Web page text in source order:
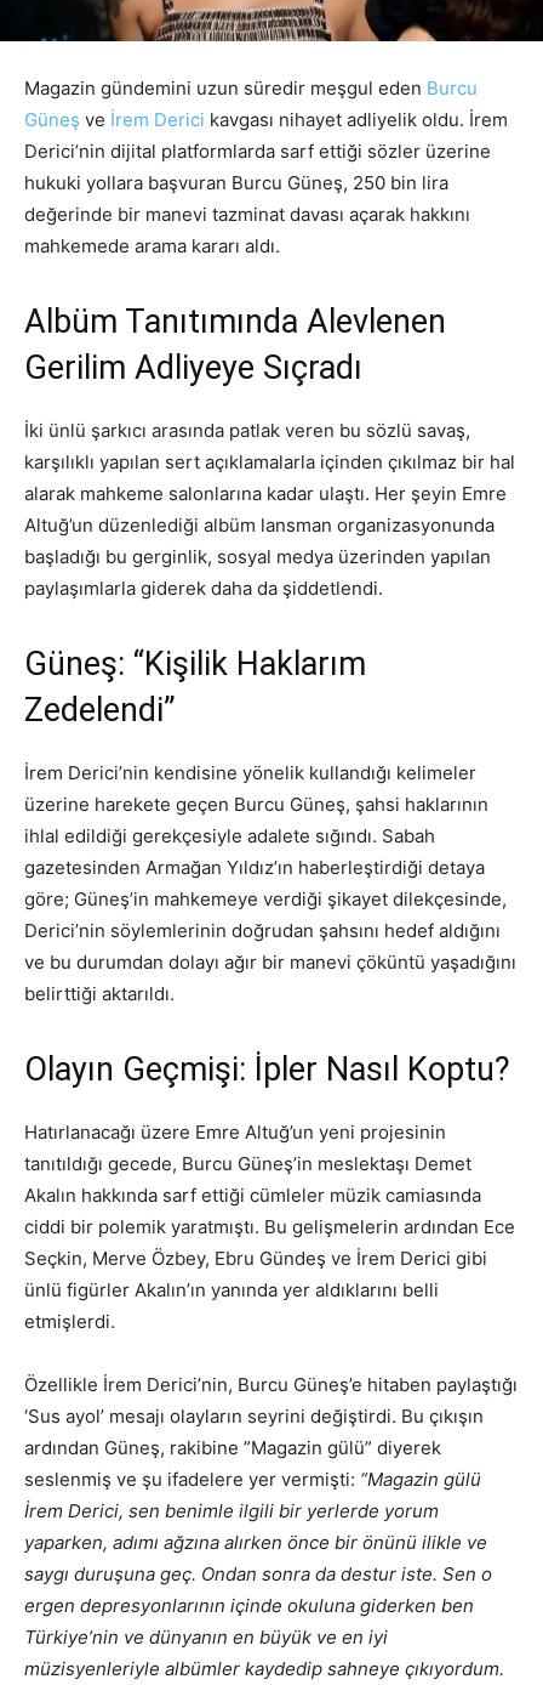
Magazin gündemini uzun süredir meşgul eden Burcu
Güneş ve İrem Derici kavgası nihayet adliyelik oldu. İrem
Derici’nin dijital platformlarda sarf ettiği sözler üzerine
hukuki yollara başvuran Burcu Güneş, 250 bin lira
değerinde bir manevi tazminat davası açarak hakkını
mahkemede arama kararı aldı.
Albüm Tanıtımında Alevlenen
Gerilim Adliyeye Sıçradı
İki ünlü şarkıcı arasında patlak veren bu sözlü savaş,
karşılıklı yapılan sert açıklamalarla içinden çıkılmaz bir hal
alarak mahkeme salonlarına kadar ulaştı. Her şeyin Emre
Altuğ’un düzenlediği albüm lansman organizasyonunda
başladığı bu gerginlik, sosyal medya üzerinden yapılan
paylaşımlarla giderek daha da şiddetlendi.
Güneş: “Kişilik Haklarım
Zedelendi”
İrem Derici’nin kendisine yönelik kullandığı kelimeler
üzerine harekete geçen Burcu Güneş, şahsi haklarının
ihlal edildiği gerekçesiyle adalete sığındı. Sabah
gazetesinden Armağan Yıldız’ın haberleştirdiği detaya
göre; Güneş’in mahkemeye verdiği şikayet dilekçesinde,
Derici’nin söylemlerinin doğrudan şahsını hedef aldığını
ve bu durumdan dolayı ağır bir manevi çöküntü yaşadığını
belirttiği aktarıldı.
Olayın Geçmişi: İpler Nasıl Koptu?
Hatırlanacağı üzere Emre Altuğ’un yeni projesinin
tanıtıldığı gecede, Burcu Güneş’in meslektaşı Demet
Akalın hakkında sarf ettiği cümleler müzik camiasında
ciddi bir polemik yaratmıştı. Bu gelişmelerin ardından Ece
Seçkin, Merve Özbey, Ebru Gündeş ve İrem Derici gibi
ünlü figürler Akalın’ın yanında yer aldıklarını belli
etmişlerdi.
Özellikle İrem Derici’nin, Burcu Güneş’e hitaben paylaştığı
‘Sus ayol’ mesajı olayların seyrini değiştirdi. Bu çıkışın
ardından Güneş, rakibine ”Magazin gülü” diyerek
seslenmiş ve şu ifadelere yer vermişti: “Magazin gülü
İrem Derici, sen benimle ilgili bir yerlerde yorum
yaparken, adımı ağzına alırken önce bir önünü ilikle ve
saygı duruşuna geç. Ondan sonra da destur iste. Sen o
ergen depresyonlarının içinde okuluna giderken ben
Türkiye’nin ve dünyanın en büyük ve en iyi
müzisyenleriyle albümler kaydedip sahneye çıkıyordum.